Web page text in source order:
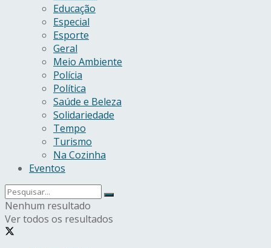
Educação
Especial
Esporte
Geral
Meio Ambiente
Polícia
Política
Saúde e Beleza
Solidariedade
Tempo
Turismo
Na Cozinha
Eventos
Nenhum resultado
Ver todos os resultados